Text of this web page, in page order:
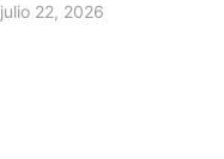
julio 22, 2026